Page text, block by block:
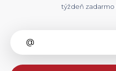
týždeň zadarmo